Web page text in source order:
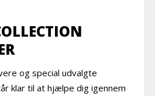
og special udvalgte
klar til at hjælpe dig igennem